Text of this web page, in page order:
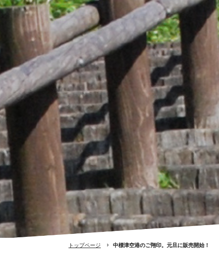
トップページ 中標津空港のご翔印。元旦に販売開始！